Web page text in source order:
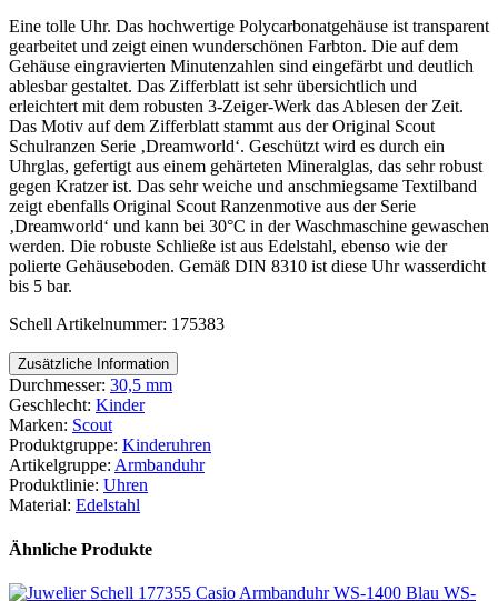
Dreamworld
Menge
Eine tolle Uhr. Das hochwertige Polycarbonatgehäuse ist transparent
gearbeitet und zeigt einen wunderschönen Farbton. Die auf dem
Gehäuse eingravierten Minutenzahlen sind eingefärbt und deutlich
ablesbar gestaltet. Das Zifferblatt ist sehr übersichtlich und
erleichtert mit dem robusten 3-Zeiger-Werk das Ablesen der Zeit.
Das Motiv auf dem Zifferblatt stammt aus der Original Scout
Schulranzen Serie ‚Dreamworld‘. Geschützt wird es durch ein
Uhrglas, gefertigt aus einem gehärteten Mineralglas, das sehr robust
gegen Kratzer ist. Das sehr weiche und anschmiegsame Textilband
zeigt ebenfalls Original Scout Ranzenmotive aus der Serie
‚Dreamworld‘ und kann bei 30°C in der Waschmaschine gewaschen
werden. Die robuste Schließe ist aus Edelstahl, ebenso wie der
polierte Gehäuseboden. Gemäß DIN 8310 ist diese Uhr wasserdicht
bis 5 bar.
Schell Artikelnummer: 175383
Zusätzliche Information
Durchmesser: 30,5 mm
Geschlecht: Kinder
Marken: Scout
Produktgruppe: Kinderuhren
Artikelgruppe: Armbanduhr
Produktlinie: Uhren
Material: Edelstahl
Ähnliche Produkte